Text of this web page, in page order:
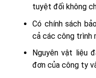
tuyệt đối không
Có chính sách
cả các công trình
Nguyên vật liệu
đơn của công ty